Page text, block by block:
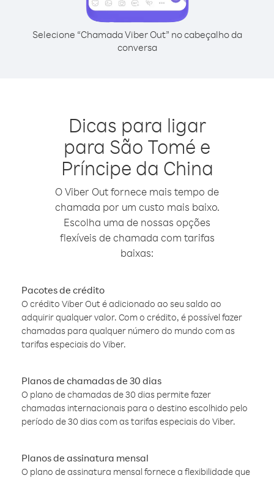
Selecione “Chamada Viber Out” no cabeçalho da
conversa
Dicas para ligar
para São Tomé e
Príncipe da China
O Viber Out fornece mais tempo de
chamada por um custo mais baixo.
Escolha uma de nossas opções
flexíveis de chamada com tarifas
baixas:
Pacotes de crédito
O crédito Viber Out é adicionado ao seu saldo ao
adquirir qualquer valor. Com o crédito, é possível fazer
chamadas para qualquer número do mundo com as
tarifas especiais do Viber.
Planos de chamadas de 30 dias
O plano de chamadas de 30 dias permite fazer
chamadas internacionais para o destino escolhido pelo
período de 30 dias com as tarifas especiais do Viber.
Planos de assinatura mensal
O plano de assinatura mensal fornece a flexibilidade que